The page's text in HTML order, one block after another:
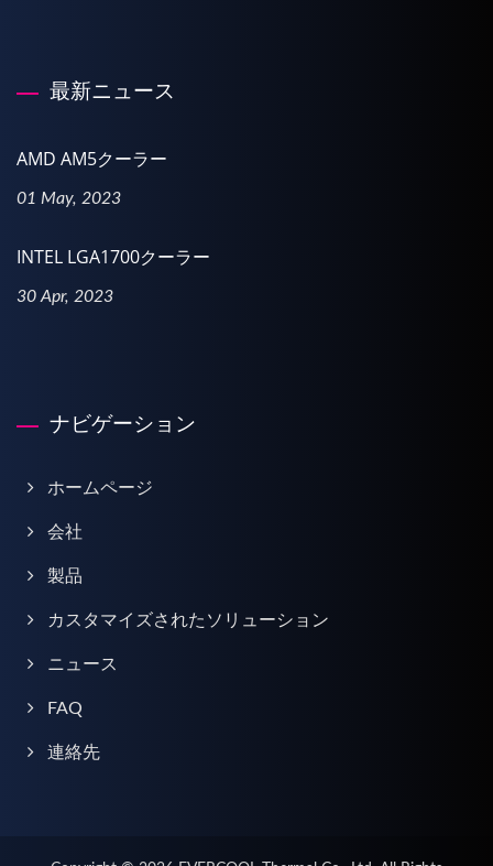
最新ニュース
AMD AM5クーラー
01 May, 2023
INTEL LGA1700クーラー
30 Apr, 2023
ナビゲーション
ホームページ
会社
製品
カスタマイズされたソリューション
ニュース
FAQ
連絡先